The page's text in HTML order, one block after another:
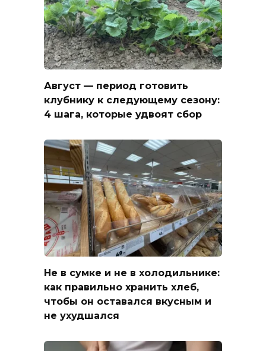
Август — период готовить
клубнику к следующему сезону:
4 шага, которые удвоят сбор
Не в сумке и не в холодильнике:
как правильно хранить хлеб,
чтобы он оставался вкусным и
не ухудшался